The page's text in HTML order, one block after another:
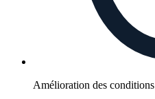
Amélioration des conditions